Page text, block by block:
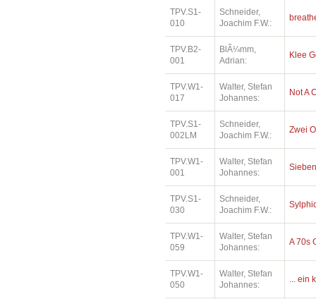
TPV.S1-
010
Schneider,
Joachim F.W.:
TPV.B2-
001
BlÃ¼mm,
Adrian:
Klee
TPV.W1-
017
Walter, Stefan
Johannes:
Not A
TPV.S1-
002LM
Schneider,
Joachim F.W.:
Zwei
TPV.W1-
001
Walter, Stefan
Johannes:
TPV.S1-
030
Schneider,
Joachim F.W.:
TPV.W1-
059
Walter, Stefan
Johannes:
A 70s
TPV.W1-
050
Walter, Stefan
Johannes:
... ein